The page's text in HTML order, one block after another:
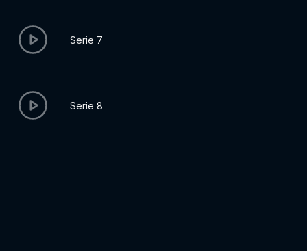
Serie 7
Serie 8